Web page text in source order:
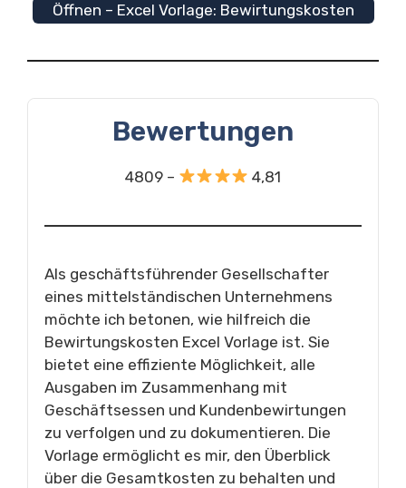
Öffnen – Excel Vorlage: Bewirtungskosten
Bewertungen
4809 – 4,81
Als geschäftsführender Gesellschafter
eines mittelständischen Unternehmens
möchte ich betonen, wie hilfreich die
Bewirtungskosten Excel Vorlage ist. Sie
bietet eine effiziente Möglichkeit, alle
Ausgaben im Zusammenhang mit
Geschäftsessen und Kundenbewirtungen
zu verfolgen und zu dokumentieren. Die
Vorlage ermöglicht es mir, den Überblick
über die Gesamtkosten zu behalten und